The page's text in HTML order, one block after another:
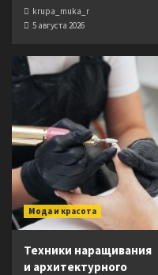
krupa_muka_r
5 августа 2026
Мода и красота
Техники наращивания
и архитектурного